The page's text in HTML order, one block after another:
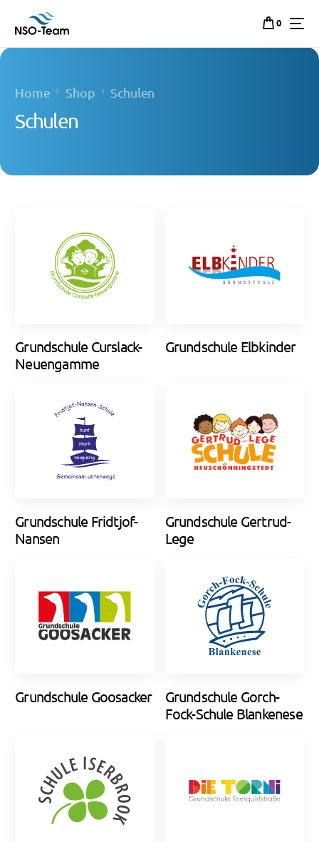
0
Home Shop Schulen
Schulen
Grundschule Curslack-
Neuengamme
Grundschule Elbkinder
Grundschule Fridtjof-
Nansen
Grundschule Gertrud-
Lege
Grundschule Goosacker
Grundschule Gorch-
Fock-Schule Blankenese